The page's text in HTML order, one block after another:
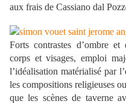
aux frais de Cassiano dal
Forts contrastes d’ombre
corps et visages, emploi
l’idéalisation matérialisé par
les compositions religieuses
que les scènes de taverne